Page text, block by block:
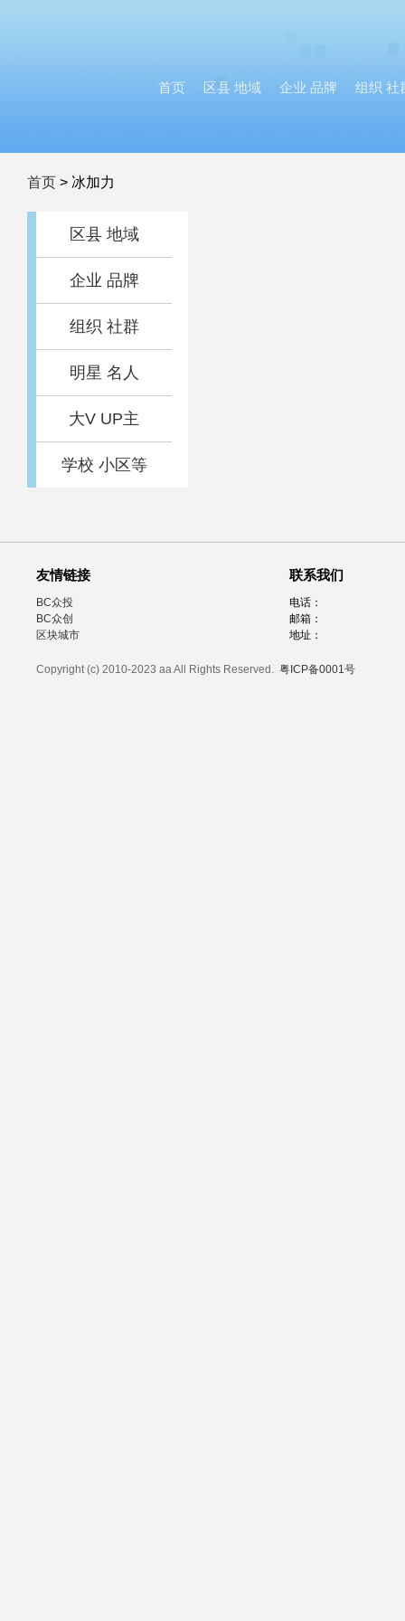
首页 区县 地域 企业 品牌 组织 社
首页 > 冰加力
区县 地域
企业 品牌
组织 社群
明星 名人
大V UP主
学校 小区等
友情链接
BC众投
BC众创
区块城市
联系我们
电话：
邮箱：
地址：
Copyright (c) 2010-2023 aa All Rights Reserved. 粤ICP备0001号